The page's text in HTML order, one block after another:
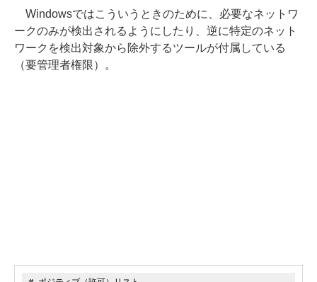
Windowsではこういうときのために、必要なネットワ
ークのみが検出されるようにしたり、逆に特定のネット
ワークを検出対象から除外するツールが付属している
（要管理者権限）。